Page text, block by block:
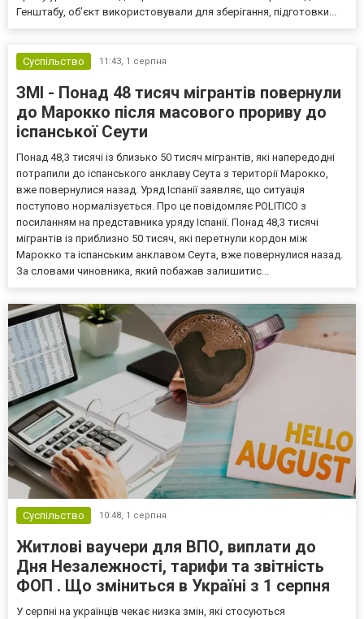
Генштабу, об’єкт використовували для зберігання, підготовки...
Суспільство 11:43, 1 серпня
ЗМІ - Понад 48 тисяч мігрантів повернули
до Марокко після масового прориву до
іспанської Сеути
Понад 48,3 тисячі із близько 50 тисяч мігрантів, які напередодні
потрапили до іспанського анклаву Сеута з території Марокко,
вже повернулися назад. Уряд Іспанії заявляє, що ситуація
поступово нормалізується. Про це повідомляє POLITICO з
посиланням на представника уряду Іспанії. Понад 48,3 тисячі
мігрантів із приблизно 50 тисяч, які перетнули кордон між
Марокко та іспанським анклавом Сеута, вже повернулися назад.
За словами чиновника, який побажав залишитис...
Суспільство 10:48, 1 серпня
Житлові ваучери для ВПО, виплати до
Дня Незалежності, тарифи та звітність
ФОП . Що зміниться в Україні з 1 серпня
У серпні на українців чекає низка змін, які стосуються